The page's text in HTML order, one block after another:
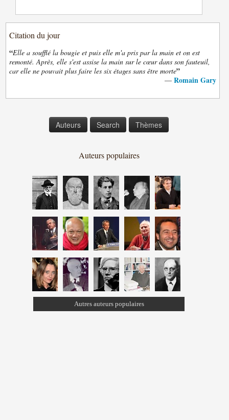
Citation du jour
“Elle a soufflé la bougie et puis elle m'a pris par la main et on est
remonté. Après, elle s'est assise la main sur le cœur dans son fauteuil,
car elle ne pouvait plus faire les six étages sans être morte”
— Romain Gary
Auteurs Search Thèmes
Auteurs populaires
Autres auteurs populaires